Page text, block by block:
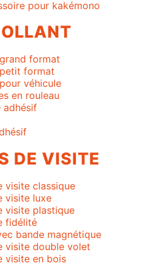
pour kakémono
format
format
véhicule
en rouleau
adhésif
DE VISITE
visite classique
visite luxe
visite plastique
fidélité
bande magnétique
visite double volet
visite en bois